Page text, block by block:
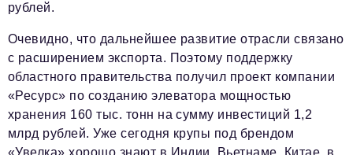
рублей.
Очевидно, что дальнейшее развитие отрасли связано
с расширением экспорта. Поэтому поддержку
областного правительства получил проект компании
«Ресурс» по созданию элеватора мощностью
хранения 160 тыс. тонн на сумму инвестиций 1,2
млрд рублей. Уже сегодня крупы под брендом